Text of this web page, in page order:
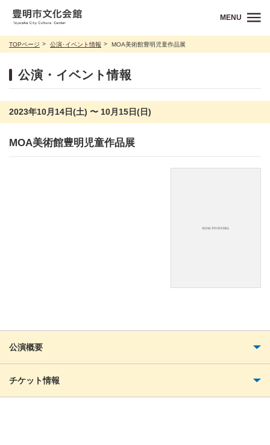
MENU
TOPページ 公演･イベント情報 MOA美術館豊明児童作品展
公演・イベント情報
2023年10月14日(土) 〜 10月15日(日)
MOA美術館豊明児童作品展
公演概要
チケット情報